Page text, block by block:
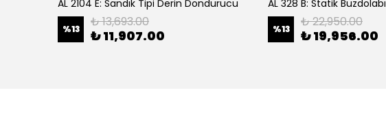
AL 2104 E: Sandık Tipi Derin Dondurucu
%13 ₺ 13,693.00
₺ 11,907.00
AL 328 B: Statik Buzdolabı
%13 ₺ 22,950.00
₺ 19,956.00